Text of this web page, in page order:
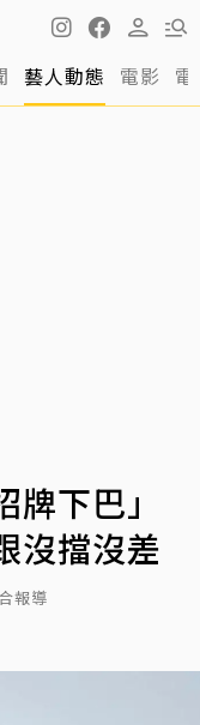
藝人動態 電影
下巴」
沒擋沒差
報導